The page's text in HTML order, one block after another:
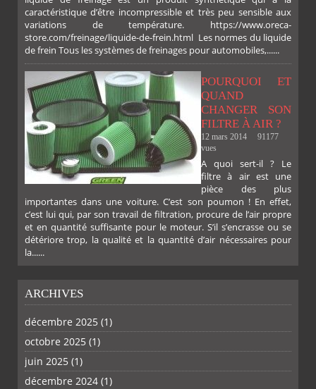
PLUS
caractéristique d’être incompressible et très peu sensible aux
variations de température. https://www.oreca-
store.com/freinage/liquide-de-frein.html Les normes du liquide
de frein Tous les systèmes de freinages pour automobiles,......
POURQUOI ET
QUAND
CHANGER SON
FILTRE À AIR ?
12 mars 2014
91177
vues
A quoi sert-il ? Le
filtre à air est une
pièce des plus
importantes dans une voiture. C’est son poumon ! En effet,
c’est lui qui, par son travail de filtration, procure de l’air propre
et en quantité suffisante pour le moteur. S’il s’encrasse ou se
détériore trop, la qualité et la quantité d’air nécessaires pour
la......
ARCHIVES
décembre 2025 (1)
octobre 2025 (1)
juin 2025 (1)
décembre 2024 (1)